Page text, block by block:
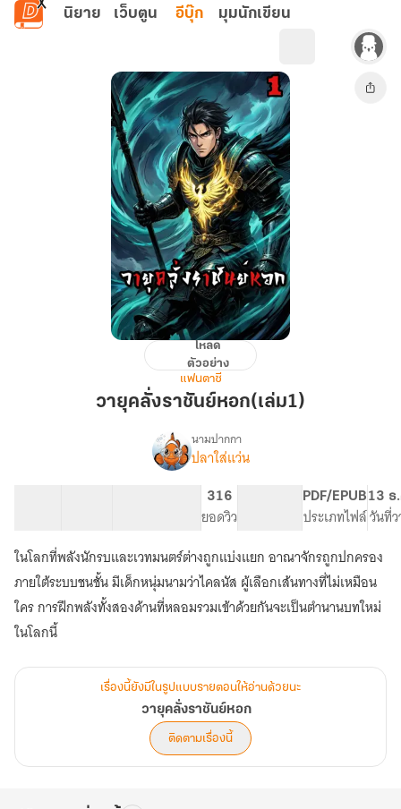
ข้ามไปยังเนื้อหาหลัก
นิยาย เว็บตูน อีบุ๊ก มุมนักเขียน
ราชันย์
หอก(เล่ม1)
โหลด
ตัวอย่าง
แฟนตาซี
วายุคลั่งราชันย์หอก(เล่ม1)
เรื่อง
คลั่ง
ราชันย์
หอก
นามปากกา
ปลาใส่แว่น
316
ยอดวิว
PDF/EPUB
ประเภทไฟล์
13 ธ
วันที่
ในโลกที่พลังนักรบและเวทมนตร์ต่างถูกแบ่งแยก อาณาจักรถูกปกครอง
ภายใต้ระบบชนชั้น มีเด็กหนุ่มนามว่าไคลนัส ผู้เลือกเส้นทางที่ไม่เหมือน
ใคร การฝึกพลังทั้งสองด้านที่หลอมรวมเข้าด้วยกันจะเป็นตํานานบทใหม่
ในโลกนี้
เรื่องนี้ยังมีในรูปแบบรายตอนให้อ่านด้วยนะ
วายุคลั่งราชันย์หอก
ติดตามเรื่องนี้